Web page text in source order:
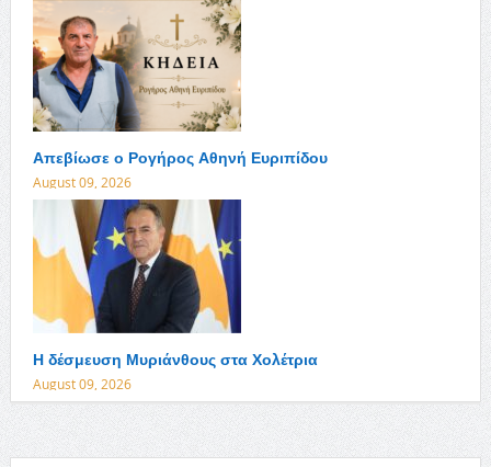
Απεβίωσε ο Ρογήρος Αθηνή Ευριπίδου
August 09, 2026
Η δέσμευση Μυριάνθους στα Χολέτρια
August 09, 2026